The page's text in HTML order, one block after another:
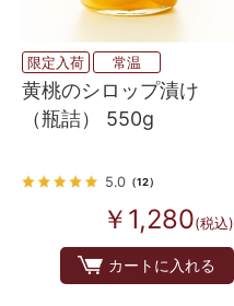
限定入荷 常温
黄桃のシロップ漬け
（瓶詰） 550g
5.0（12）
￥1,280(税込)
カートに入れる